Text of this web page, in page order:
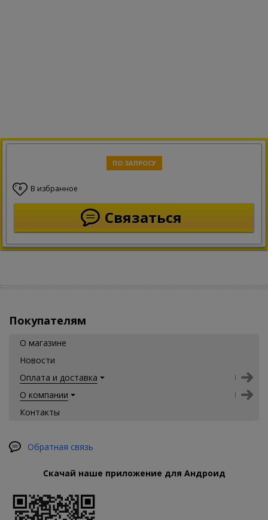
ПО ЗАПРОСУ
0 В избранное
Связаться
Покупателям
О магазине
Новости
Оплата и доставка
О компании
Контакты
Обратная связь
Скачай наше приложение для Андроид